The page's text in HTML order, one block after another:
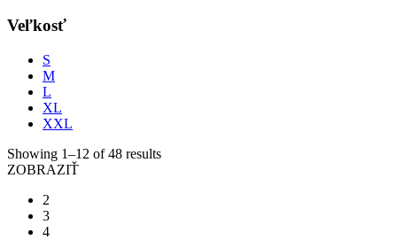
Veľkosť
S
M
L
XL
XXL
Showing 1–12 of 48 results
ZOBRAZIŤ
2
3
4